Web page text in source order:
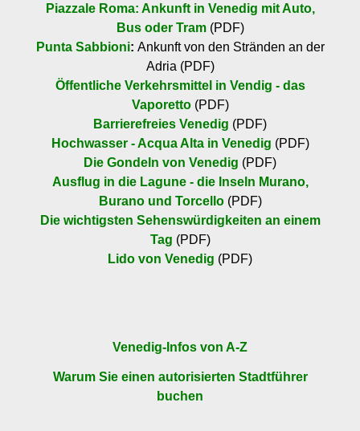
Piazzale Roma: Ankunft in Venedig mit Auto,
Bus oder Tram (PDF)
Punta Sabbioni: Ankunft von den Stränden an der
Adria (PDF)
Öffentliche Verkehrsmittel in Vendig - das
Vaporetto (PDF)
Barrierefreies Venedig (PDF)
Hochwasser - Acqua Alta in Venedig (PDF)
Die Gondeln von Venedig (PDF)
Ausflug in die Lagune - die Inseln Murano,
Burano und Torcello (PDF)
Die wichtigsten Sehenswürdigkeiten an einem
Tag (PDF)
Lido von Venedig (PDF)
Venedig-Infos von A-Z
Warum Sie einen autorisierten Stadtführer
buchen